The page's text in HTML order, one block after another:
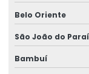
Rótulos Adesivos
Rótulos Adesivos
Rótulos Adesivos
Belo Oriente
São João do
Bambuí